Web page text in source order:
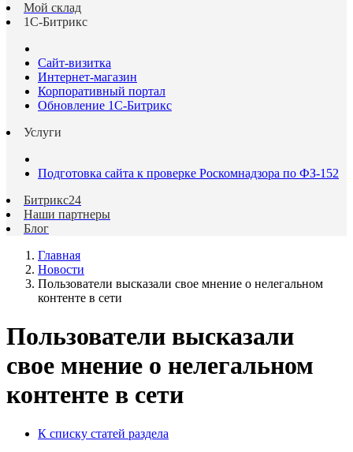
Мой склад
1С-Битрикс
Сайт-визитка
Интернет-магазин
Корпоративный портал
Обновление 1С-Битрикс
Услуги
Подготовка сайта к проверке Роскомнадзора по ФЗ-152
Битрикс24
Наши партнеры
Блог
Главная
Новости
Пользователи высказали свое мнение о нелегальном
контенте в сети
Пользователи высказали
свое мнение о нелегальном
контенте в сети
К списку статей раздела